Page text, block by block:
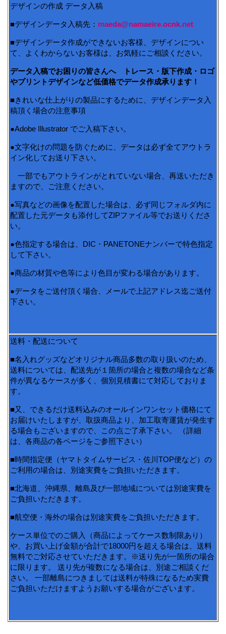
デザインの作成 データ入稿
■デザインデータ入稿先： maeda@namaeire.ocnk.net
■デザインデータ作成ができないお客様、デザインについ
て、よくわからないお客様は、お気軽にご相談ください。
データ入稿でお困りの皆さんへ トレース・版下作成・ロゴ
やプリントデザインなど低価格でデータ作成承ります！
■きれいな仕上がりの製品にするために、デザインデータ入
稿頂く場合の注意事項
●Adobe Illustrator でご入稿下さい。
●文字化けの問題を防ぐために、データは必ず全てアウトラ
イン化してお送り下さい。
一部でもアウトラインがとれていない場合、再送いただき
ますので、ご注意ください。
●写真などの画像を配置した場合は、必ず同じフォルダ内に
配置した元データも添付してZIPファイル等でお送りくださ
い。
●色指定する場合は、DIC・PANETONEナンバーで特色指定
して下さい。
●商品の材質や色等により色目が変わる場合があります。
●データをご送付頂く場合、メールで上記アドレス迄ご送付
下さい。
送料・配送について
■名入れグッズなどオリジナル商品多数の取り扱いのため、
送料については、配送先が１箇所の場合と複数の場合など条
件が異なるケースが多く、個別見積書にて対応しておりま
す。
■又、できるだけ送料込みのオールインワンセット価格にて
お届けいたしますが、取扱商品より、加工取寄運賃が発生す
る場合もございますので、この点ご了承下さい。 （詳細
は、各商品の各ページをご参照下さい）
■時間指定便（ヤマトタイムサービス・佐川TOP便など）の
ご利用の場合は、別途実費をご負担いただきます。
■北海道、沖縄県、離島及び一部地域については別途実費を
ご負担いただきます。
■航空便・海外の場合は別途実費をご負担いただきます。
ケース単位でのご購入（商品によってケース数制限あり）
や、お買い上げ金額が合計で18000円を超える場合は、送料
無料でご対応させていただきます。※送り先が一箇所の場合
に限ります。 送り先が複数になる場合は、別途ご相談くだ
さい。 一部離島につきましては送料が特殊になるため実費
ご負担いただけますようお願いする場合がございます。